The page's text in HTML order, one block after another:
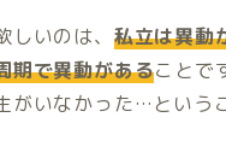
いのは、 私立は異動
期で異動があることで
がいなかった…という